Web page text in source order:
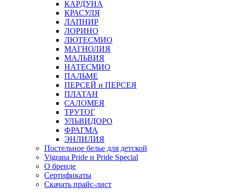
КАРДУНА
КРАСУЛЯ
ЛАПНИР
ЛОРИНО
ЛЮТЕСМИО
МАГНОЛИЯ
МАЛЬВИЯ
НАТЕСМИО
ПАЛЬМЕ
ПЕРСЕЙ и ПЕРСЕЯ
ПЛАТАН
САЛОМЕЯ
ТРУТОГ
УЛЬВИДОРО
ФРАГМА
ЭНЛИЛИЯ
Постельное белье для детской
Vigrana Pride и Pride Special
О бренде
Сертификаты
Скачать прайс-лист